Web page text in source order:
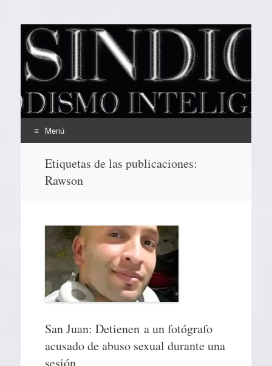
EL SINDICAL
Periodismo Inteligente
Menú
contenido
Etiquetas de las publicaciones:
Rawson
San Juan: Detienen a un fotógrafo
acusado de abuso sexual durante una
sesión